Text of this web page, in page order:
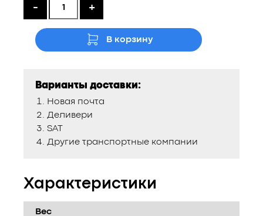
- +
В корзину
Варианты доставки:
Новая почта
Деливери
SAT
Другие транспортные компании
Характеристики
Вес